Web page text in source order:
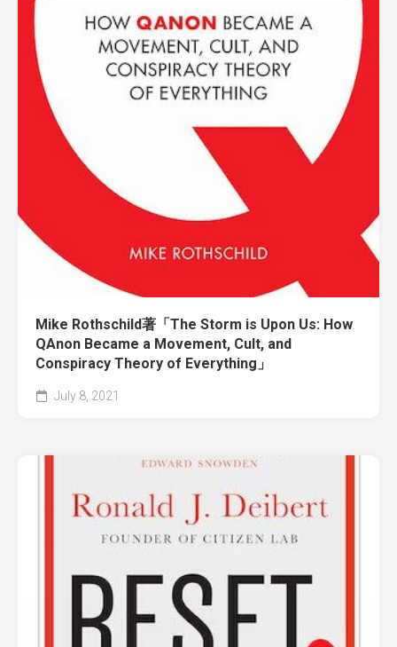
Mike Rothschild著「The Storm is Upon Us: How
QAnon Became a Movement, Cult, and
Conspiracy Theory of Everything」
July 8, 2021